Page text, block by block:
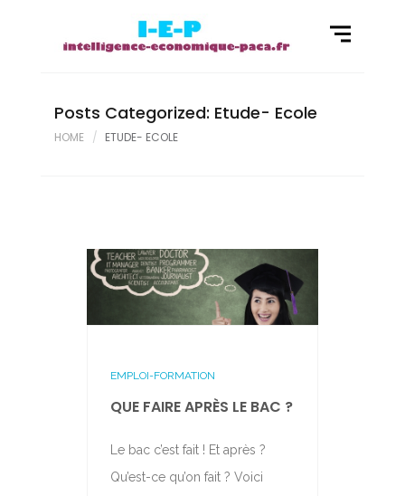
Posts Categorized: Etude- Ecole
HOME ETUDE- ECOLE
EMPLOI-FORMATION
QUE FAIRE APRÈS LE BAC ?
Le bac c’est fait ! Et après ?
Qu’est-ce qu’on fait ? Voici